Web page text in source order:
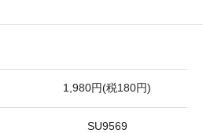
1,980円(税180円)
SU9569